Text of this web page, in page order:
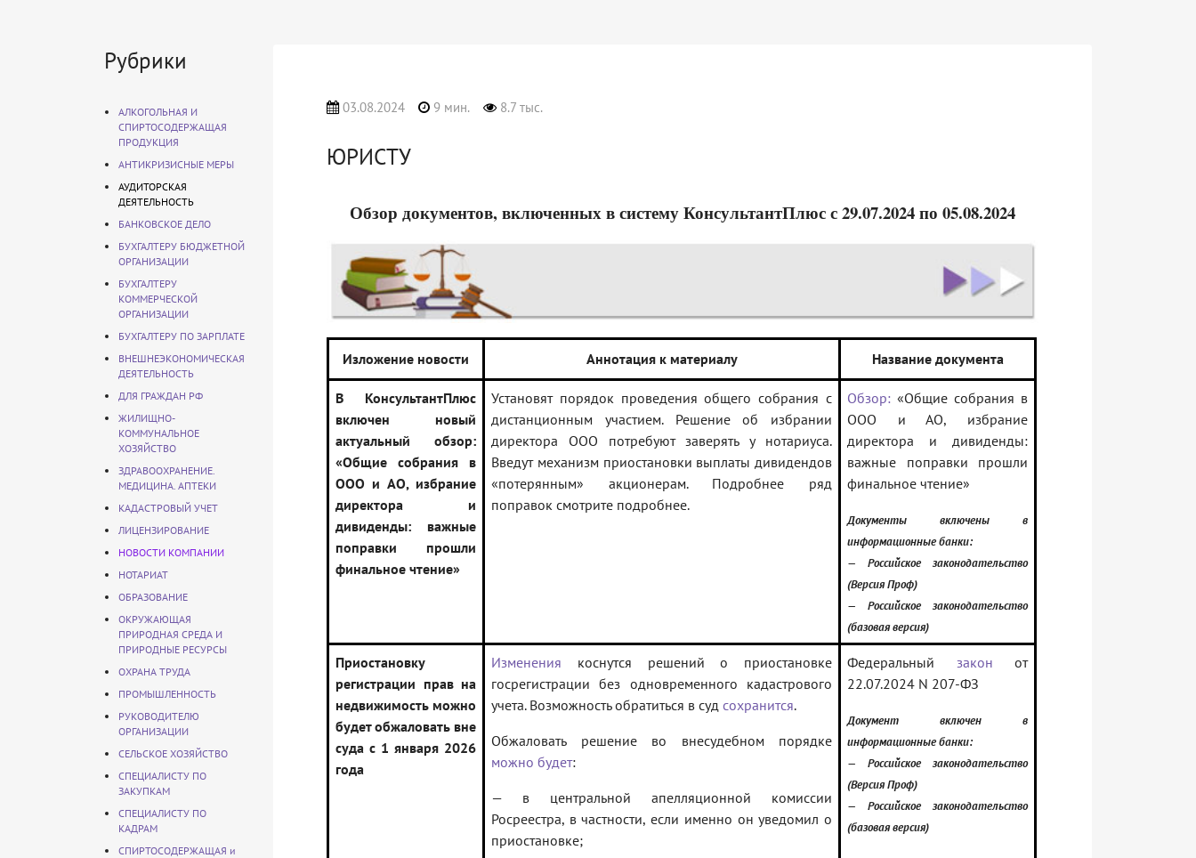
Рубрики
АЛКОГОЛЬНАЯ И
СПИРТОСОДЕРЖАЩАЯ
ПРОДУКЦИЯ
АНТИКРИЗИСНЫЕ МЕРЫ
АУДИТОРСКАЯ
ДЕЯТЕЛЬНОСТЬ
БАНКОВСКОЕ ДЕЛО
БУХГАЛТЕРУ БЮДЖЕТНОЙ
ОРГАНИЗАЦИИ
БУХГАЛТЕРУ
КОММЕРЧЕСКОЙ
ОРГАНИЗАЦИИ
БУХГАЛТЕРУ ПО ЗАРПЛАТЕ
ВНЕШНЕЭКОНОМИЧЕСКАЯ
ДЕЯТЕЛЬНОСТЬ
ДЛЯ ГРАЖДАН РФ
ЖИЛИЩНО-
КОММУНАЛЬНОЕ
ХОЗЯЙСТВО
ЗДРАВООХРАНЕНИЕ.
МЕДИЦИНА. АПТЕКИ
КАДАСТРОВЫЙ УЧЕТ
ЛИЦЕНЗИРОВАНИЕ
НОВОСТИ КОМПАНИИ
НОТАРИАТ
ОБРАЗОВАНИЕ
ОКРУЖАЮЩАЯ
ПРИРОДНАЯ СРЕДА И
ПРИРОДНЫЕ РЕСУРСЫ
ОХРАНА ТРУДА
ПРОМЫШЛЕННОСТЬ
РУКОВОДИТЕЛЮ
ОРГАНИЗАЦИИ
СЕЛЬСКОЕ ХОЗЯЙСТВО
СПЕЦИАЛИСТУ ПО
ЗАКУПКАМ
СПЕЦИАЛИСТУ ПО
КАДРАМ
СПИРТОСОДЕРЖАЩАЯ и
03.08.2024 9 мин. 8.7 тыс.
ЮРИСТУ
Обзор документов, включенных в систему КонсультантПлюс с 29.07.2024 по 05.08.2024
Изложение новости Аннотация к материалу Название документа
В КонсультантПлюс
включен новый
актуальный обзор:
«Общие собрания в
ООО и АО, избрание
директора и
дивиденды: важные
поправки прошли
финальное чтение»
Установят порядок проведения общего собрания с
дистанционным участием. Решение об избрании
директора ООО потребуют заверять у нотариуса.
Введут механизм приостановки выплаты дивидендов
«потерянным» акционерам. Подробнее ряд
поправок смотрите подробнее.
Обзор: «Общие собрания в
ООО и АО, избрание
директора и дивиденды:
важные поправки прошли
финальное чтение»
Документы включены в
информационные банки:
— Российское законодательство
(Версия Проф)
— Российское законодательство
(базовая версия)
Приостановку
регистрации прав на
недвижимость можно
будет обжаловать вне
суда с 1 января 2026
года
Изменения коснутся решений о приостановке
госрегистрации без одновременного кадастрового
учета. Возможность обратиться в суд сохранится.
Обжаловать решение во внесудебном порядке
можно будет:
— в центральной апелляционной комиссии
Росреестра, в частности, если именно он уведомил о
приостановке;
Федеральный закон от
22.07.2024 N 207-ФЗ
Документ включен в
информационные банки:
— Российское законодательство
(Версия Проф)
— Российское законодательство
(базовая версия)